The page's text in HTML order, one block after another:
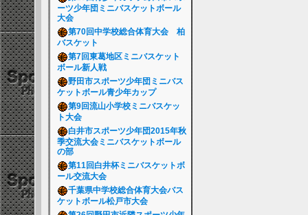
ーツ少年団ミニバスケットボール
大会
第70回中学校総合体育大会 柏
バスケット
第7回東葛地区ミニバスケット
ボール新人戦
野田市スポーツ少年団ミニバス
ケットボール青少年カップ
第9回流山小学校ミニバスケッ
ト大会
白井市スポーツ少年団2015年秋
季交流大会ミニバスケットボール
の部
第11回白井杯ミニバスケットボ
ール交流大会
千葉県中学校総合体育大会バス
ケットボール松戸市大会